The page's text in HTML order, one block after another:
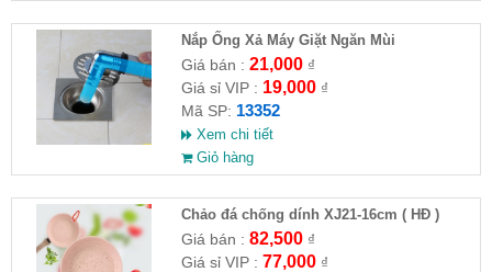
Nắp Ống Xả Máy Giặt Ngăn Mùi
Giá bán : 21,000₫
Giá sỉ VIP : 19,000₫
Mã SP: 13352
Xem chi tiết
Giỏ hàng
Chảo đá chống dính XJ21-16cm ( HĐ )
Giá bán : 82,500₫
Giá sỉ VIP : 77,000₫